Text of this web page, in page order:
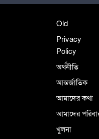
Old
Privacy
Policy
অর্থনীতি
আন্তর্জাতিক
আমাদের কথা
আমাদের
খুলনা